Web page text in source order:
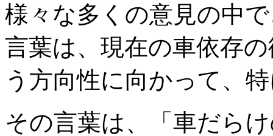
様々な多くの意見の中
言葉は、現在の車依存
う方向性に向かって、
その言葉は、「車だら